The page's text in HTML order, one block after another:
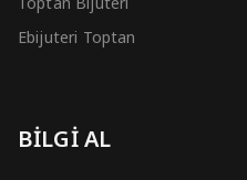
Ebijuteri Toptan
BİLGİ AL